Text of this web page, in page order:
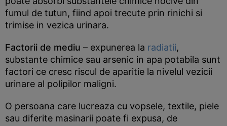
fumul de tutun, fiind apoi trecute prin rinichi si
trimise in vezica urinara.
Factorii de mediu – expunerea la radiatii,
substante chimice sau arsenic in apa potabila sunt
factori ce cresc riscul de aparitie la nivelul vezicii
urinare al polipilor maligni.
O persoana care lucreaza cu vopsele, textile, piele
sau diferite masinarii poate fi expusa, de